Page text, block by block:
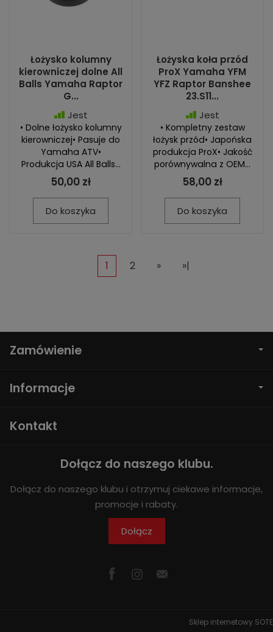
Łożysko kolumny
kierowniczej dolne All
Balls Yamaha Raptor
G...
Jest
• Dolne łożysko kolumny
kierowniczej• Pasuje do
Yamaha ATV•
Produkcja USA All Balls...
50,00 zł
Do koszyka
Łożyska koła przód
ProX Yamaha YFM
YFZ Raptor Banshee
23.S11...
Jest
• Kompletny zestaw
łożysk przód• Japońska
produkcja ProX• Jakość
porównywalna z OEM...
58,00 zł
Do koszyka
1 2 » »|
Zamówienie
Informacje
Kontakt
Dołącz do naszego klubu.
Dołącz do naszego klubu i otrzymuj ciekawe informacje,
promocje i rabaty.
Dołącz
Sklep internetowy SOTE